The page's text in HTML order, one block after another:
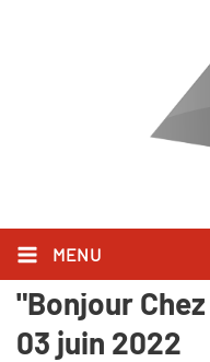
MENU
Sébastien
"Bonjour
03 juin 2022